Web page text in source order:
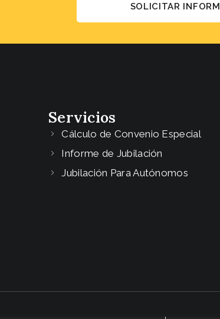
SOLICITAR
Servicios
Cálculo de Convenio Especial
Informe de Jubilación
Jubilación Para Autónomos